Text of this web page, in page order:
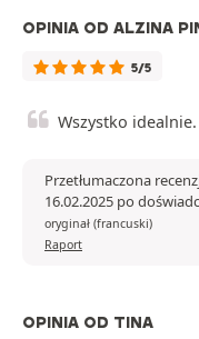
OPINIA OD ALZINA
5/5
Wszystko idealnie.
Przetłumaczona
16.02.2025 po
oryginał (francuski)
Raport
OPINIA OD TINA